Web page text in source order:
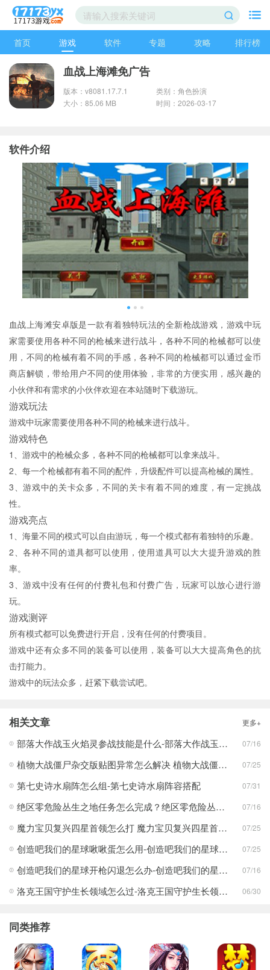
首页 游戏 软件 专题 攻略 排行榜
血战上海滩免广告
版本：v8081.17.7.1
类别：角色扮演
大小：85.06 MB
时间：2026-03-17
软件介绍
血战上海滩安卓版是一款有着独特玩法的全新枪战游戏，游戏中玩
家需要使用各种不同的枪械来进行战斗，各种不同的枪械都可以使
用，不同的枪械有着不同的手感，各种不同的枪械都可以通过金币
商店解锁，带给用户不同的使用体验，非常的方便实用，感兴趣的
小伙伴和有需求的小伙伴欢迎在本站随时下载游玩。
游戏玩法
游戏中玩家需要使用各种不同的枪械来进行战斗。
游戏特色
1、游戏中的枪械众多，各种不同的枪械都可以拿来战斗。
2、每一个枪械都有着不同的配件，升级配件可以提高枪械的属性。
3、游戏中的关卡众多，不同的关卡有着不同的难度，有一定挑战
性。
游戏亮点
1、海量不同的模式可以自由游玩，每一个模式都有着独特的乐趣。
2、各种不同的道具都可以使用，使用道具可以大大提升游戏的胜
率。
3、游戏中没有任何的付费礼包和付费广告，玩家可以放心进行游
玩。
游戏测评
所有模式都可以免费进行开启，没有任何的付费项目。
游戏中还有众多不同的装备可以使用，装备可以大大提高角色的抗
击打能力。
游戏中的玩法众多，赶紧下载尝试吧。
相关文章 更多+
部落大作战玉火焰灵参战技能是什么-部落大作战玉火焰灵参战技能合集 07/16
植物大战僵尸杂交版贴图异常怎么解决 植物大战僵尸杂交版贴图异常教程 07/25
第七史诗水扇阵怎么组-第七史诗水扇阵容搭配 07/31
绝区零危险丛生之地任务怎么完成？绝区零危险丛生之地任务完成攻略 07/16
魔力宝贝复兴四星首领怎么打 魔力宝贝复兴四星首领打法合集 07/25
创造吧我们的星球啾啾蛋怎么用-创造吧我们的星球啾啾蛋使用攻略 07/25
创造吧我们的星球开枪闪退怎么办-创造吧我们的星球开枪闪退合集 07/16
洛克王国守护生长领域怎么过-洛克王国守护生长领域通关攻略 06/30
同类推荐